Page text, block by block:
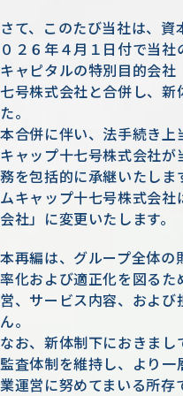
さて、このたび当社は、
０２６年４月１日付で当
キャピタルの特別目的会
七号株式会社と合併し、
た。
本合併に伴い、法手続き
キャップ十七号株式会社
務を包括的に承継いたしま
ムキャップ十七号株式会
会社」に変更いたします。
本再編は、グループ全体の
率化および適正化を図る
営、サービス内容、およ
ん。
なお、新体制下におきま
監査体制を維持し、より
業運営に努めてまいる所存